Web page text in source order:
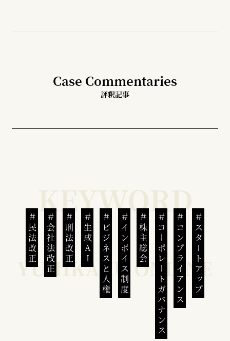
Case Commentaries
評釈記事
民法改正 会社法改正 刑法改正 生成AI ビジネスと人権インボイス制度 株主総会 コーポレートガバナンスコンプライアンススタートアップ